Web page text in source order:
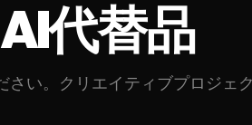
代替品
い。クリエイティブプロジェ